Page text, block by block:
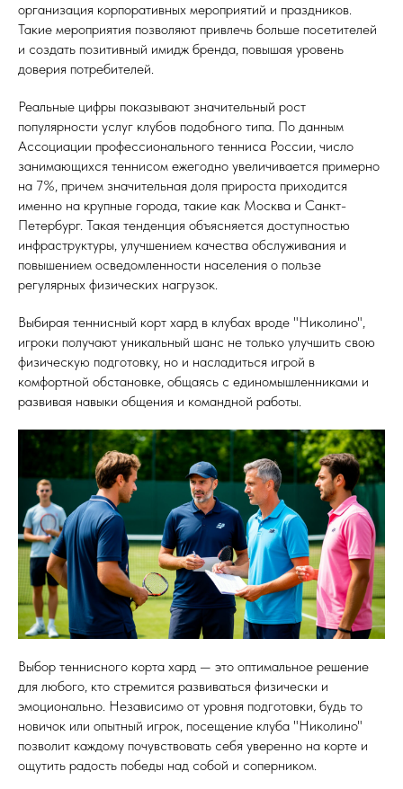
организация корпоративных мероприятий и праздников.
Такие мероприятия позволяют привлечь больше посетителей
и создать позитивный имидж бренда, повышая уровень
доверия потребителей.
Реальные цифры показывают значительный рост
популярности услуг клубов подобного типа. По данным
Ассоциации профессионального тенниса России, число
занимающихся теннисом ежегодно увеличивается примерно
на 7%, причем значительная доля прироста приходится
именно на крупные города, такие как Москва и Санкт-
Петербург. Такая тенденция объясняется доступностью
инфраструктуры, улучшением качества обслуживания и
повышением осведомленности населения о пользе
регулярных физических нагрузок.
Выбирая теннисный корт хард в клубах вроде "Николино",
игроки получают уникальный шанс не только улучшить свою
физическую подготовку, но и насладиться игрой в
комфортной обстановке, общаясь с единомышленниками и
развивая навыки общения и командной работы.
Выбор теннисного корта хард — это оптимальное решение
для любого, кто стремится развиваться физически и
эмоционально. Независимо от уровня подготовки, будь то
новичок или опытный игрок, посещение клуба "Николино"
позволит каждому почувствовать себя уверенно на корте и
ощутить радость победы над собой и соперником.